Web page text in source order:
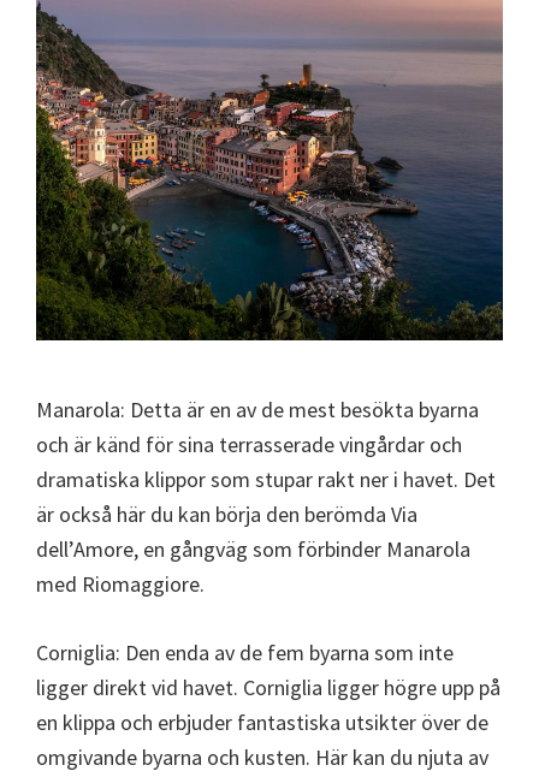
Manarola: Detta är en av de mest besökta byarna
och är känd för sina terrasserade vingårdar och
dramatiska klippor som stupar rakt ner i havet. Det
är också här du kan börja den berömda Via
dell’Amore, en gångväg som förbinder Manarola
med Riomaggiore.
Corniglia: Den enda av de fem byarna som inte
ligger direkt vid havet. Corniglia ligger högre upp på
en klippa och erbjuder fantastiska utsikter över de
omgivande byarna och kusten. Här kan du njuta av